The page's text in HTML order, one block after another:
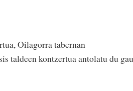
Oilagorra tabernan
taldeen kontzertua antolatu du